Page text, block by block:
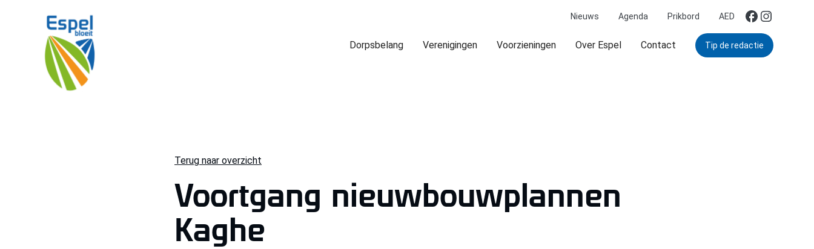
Nieuws Agenda Prikbord AED
Dorpsbelang Verenigingen Voorzieningen Over Espel Contact Tip de redactie
Terug naar overzicht
Voortgang nieuwbouwplannen
Kaghe